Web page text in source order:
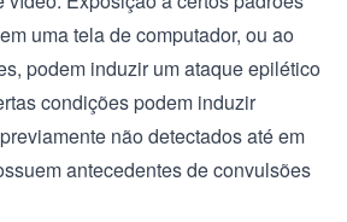
uma tela de computador, ou ao
podem induzir um ataque epilético
condições podem induzir
não detectados até em
antecedentes de convulsões